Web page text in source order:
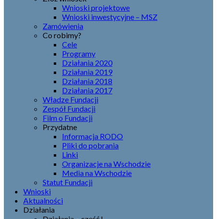
Wnioski projektowe
Wnioski inwestycyjne – MSZ
Zamówienia
Co robimy?
Cele
Programy
Działania 2020
Działania 2019
Działania 2018
Działania 2017
Władze Fundacji
Zespół Fundacji
Film o Fundacji
Przydatne
Informacja RODO
Pliki do pobrania
Linki
Organizacje na Wschodzie
Media na Wschodzie
Statut Fundacji
Wnioski
Aktualności
Działania